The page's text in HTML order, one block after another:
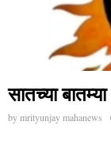
सातच्या बातम्या
bymrityunjay mahanews